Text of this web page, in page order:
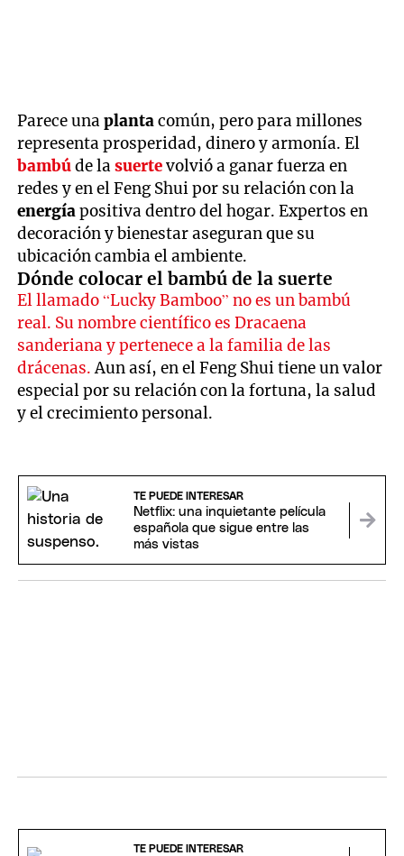
Parece unaplantacomún, pero para millones
representa prosperidad, dinero y armonía. El
bambúde lasuertevolvió a ganar fuerza en
redes y en el Feng Shui por su relación con la
energíapositiva dentro del hogar. Expertos en
decoración y bienestar aseguran que su
ubicación cambia el ambiente.
Dónde colocar el bambú de la suerte
El llamado “Lucky Bamboo” no es un bambú
real. Su nombre científico es Dracaena
sanderiana y pertenece a la familia de las
drácenas.Aun así, en el Feng Shui tiene un valor
especial por su relación con la fortuna, la salud
y el crecimiento personal.
TE PUEDE INTERESAR
Netflix: una inquietante película
española que sigue entre las
más vistas
TE PUEDE INTERESAR